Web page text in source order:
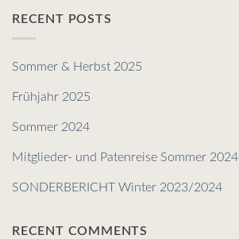
RECENT POSTS
Sommer & Herbst 2025
Frühjahr 2025
Sommer 2024
Mitglieder- und Patenreise Sommer 2024
SONDERBERICHT Winter 2023/2024
RECENT COMMENTS